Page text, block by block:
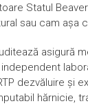
Statul
sau cam așa
asigură
dezvăluire și
hărnicie,